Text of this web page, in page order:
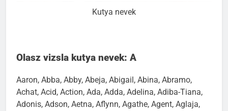
Kutya nevek
Olasz vizsla kutya nevek: A
Aaron, Abba, Abby, Abeja, Abigail, Abina, Abramo,
Achat, Acid, Action, Ada, Adda, Adelina, Adiba-Tiana,
Adonis, Adson, Aetna, Aflynn, Agathe, Agent, Aglaja,